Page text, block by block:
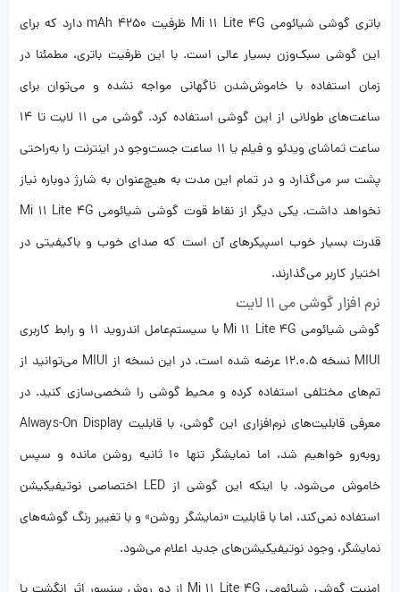
باتری گوشی شیائومی Mi 11 Lite 4G ظرفیت 4250 mAh دارد که برای
این گوشی سبک‌وزن بسیار عالی است. با این ظرفیت باتری، مطمئنا در
زمان استفاده با خاموش‌شدن ناگهانی مواجه نشده و می‌توان برای
ساعت‌های طولانی از این گوشی استفاده کرد. گوشی می 11 لایت تا 14
ساعت تماشای ویدئو و فیلم یا 11 ساعت جست‌وجو در اینترنت را به‌راحتی
پشت سر می‌گذارد و در تمام این مدت به هیچ‌عنوان به شارژ دوباره نیاز
نخواهد داشت. یکی دیگر از نقاط قوت گوشی شیائومی Mi 11 Lite 4G
قدرت بسیار خوب اسپیکرهای آن است که صدای خوب و باکیفیتی در
اختیار کاربر می‌گذارند.
نرم افزار گوشی می 11 لایت
گوشی شیائومی Mi 11 Lite 4G با سیستم‌عامل اندروید 11 و رابط کاربری
MIUI نسخه 12.0.5 عرضه شده است. در این نسخه از MIUI می‌توانید از
تم‌های مختلفی استفاده کرده و محیط گوشی را شخصی‌سازی کنید. در
معرفی قابلیت‌های نرم‌افزاری این گوشی، با قابلیت Always-On Display
روبه‌رو خواهیم شد، اما نمایشگر تنها 10 ثانیه روشن مانده و سپس
خاموش می‌شود. با اینکه این گوشی از LED اختصاصی نوتیفیکیشن
استفاده نمی‌کند، اما با قابلیت «نمایشگر روشن» و با تغییر رنگ گوشه‌های
نمایشگر، وجود نوتیفیکیشن‌های جدید اعلام می‌شود.